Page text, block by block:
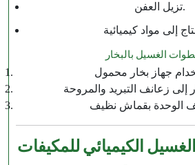
تزيل العفن.
الكيميائي للمكيفات